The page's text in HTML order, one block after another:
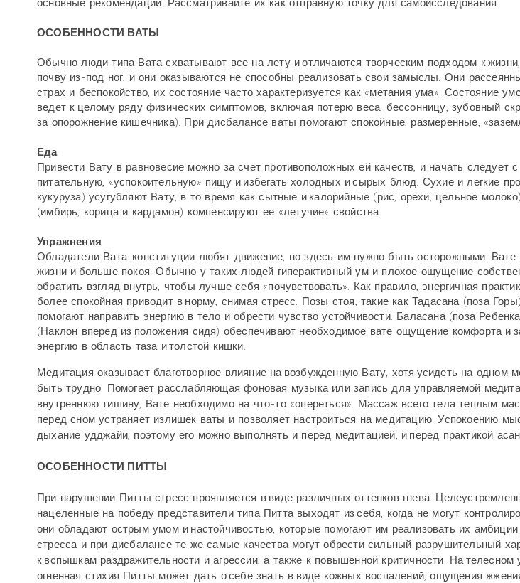
основные рекомендации. Рассматривайте их как отправную точку для самоисследования.
ОСОБЕННОСТИ ВАТЫ
Обычно люди типа Вата схватывают все на лету и отличаются творческим подходом к
почву из-под ног, и они оказываются не способны реализовать свои замыслы. Они
страх и беспокойство, их состояние часто характеризуется как «метания ума». Состояние
ведет к целому ряду физических симптомов, включая потерю веса, бессонницу, зубовный
за опорожнение кишечника). При дисбалансе ваты помогают спокойные, размеренные,
Еда
Привести Вату в равновесие можно за счет противоположных ей качеств, и начать следует
питательную, «успокоительную» пищу и избегать холодных и сырых блюд. Сухие и легкие
кукуруза) усугубляют Вату, в то время как сытные и калорийные (рис, орехи, цельное
(имбирь, корица и кардамон) компенсируют ее «летучие» свойства.
Упражнения
Обладатели Вата-конституции любят движение, но здесь им нужно быть осторожными. Вате
жизни и больше покоя. Обычно у таких людей гиперактивный ум и плохое ощущение
обратить взгляд внутрь, чтобы лучше себя «почувствовать». Как правило, энергичная
более спокойная приводит в норму, снимая стресс. Позы стоя, такие как Тадасана (поза
помогают направить энергию в тело и обрести чувство устойчивости. Баласана (поза
(Наклон вперед из положения сидя) обеспечивают необходимое вате ощущение комфорта и
энергию в область таза и толстой кишки.
Медитация оказывает благотворное влияние на возбужденную Вату, хотя усидеть на одном
быть трудно. Помогает расслабляющая фоновая музыка или запись для управляемой
внутреннюю тишину, Вате необходимо на что-то «опереться». Массаж всего тела теплым
перед сном устраняет излишек ваты и позволяет настроиться на медитацию. Успокоению
дыхание удджайи, поэтому его можно выполнять и перед медитацией, и перед практикой
ОСОБЕННОСТИ ПИТТЫ
При нарушении Питты стресс проявляется в виде различных оттенков гнева.
нацеленные на победу представители типа Питта выходят из себя, когда не могут
они обладают острым умом и настойчивостью, которые помогают им реализовать их
стресса и при дисбалансе те же самые качества могут обрести сильный разрушительный
к вспышкам раздражительности и агрессии, а также к повышенной критичности. На
огненная стихия Питты может дать о себе знать в виде кожных воспалений, ощущения